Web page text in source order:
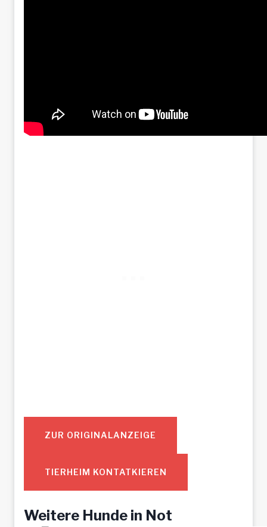
ZUR ORIGINALANZEIGE
TIERHEIM KONTATKIEREN
Weitere Hunde in Not